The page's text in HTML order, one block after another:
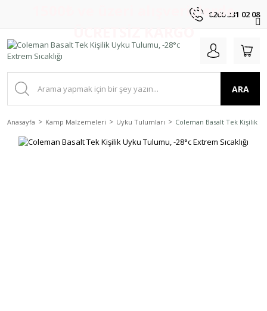
0266 331 02 08
ARA
Anasayfa Kamp Malzemeleri Uyku Tulumları Coleman Basalt Tek Kişilik
1500₺ ve üzeri alışverişlerde
ÜCRETSİZ KARGO